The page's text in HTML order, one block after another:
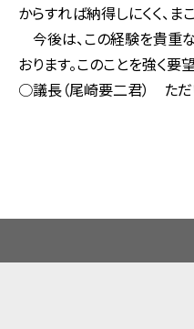
からすれば納得しにくく、ま
今後は、この経験を貴重
おります。このことを強く要
○議長（尾崎要二君） ただ